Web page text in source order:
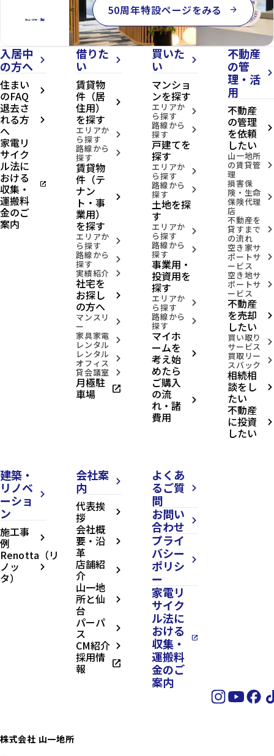
50周年特設ページをみる arrow_forward
入居中
の方へ
arrow_forward_ios
住まい
のFAQ arrow_forward_ios
退去さ
れる方
へ
arrow_forward_ios
家電リ
サイク
ル法に
おける
収集・
運搬料
金のご
案内
open_in_new
借りた
い
arrow_forward_ios
賃貸物
件（居
住用）
を探す
arrow_forward_ios
エリアか
ら探す arrow_forward_ios
路線から
探す arrow_forward_ios
賃貸物
件（テ
ナン
ト・事
業用）
を探す
arrow_forward_ios
エリアか
ら探す arrow_forward_ios
路線から
探す arrow_forward_ios
実績紹介 arrow_forward_ios
社宅を
お探し
の方へ
arrow_forward_ios
マンスリ
ー arrow_forward_ios
家具家電
レンタル arrow_forward_ios
レンタル
オフィス arrow_forward_ios
貸会議室 arrow_forward_ios
月極駐
車場 open_in_new
買いた
い
arrow_forward_ios
マンショ
ンを探す
エリアか
ら探す arrow_forward_ios
路線から
探す arrow_forward_ios
戸建てを
探す
エリアか
ら探す arrow_forward_ios
路線から
探す arrow_forward_ios
土地を探
す
エリアか
ら探す arrow_forward_ios
路線から
探す arrow_forward_ios
事業用・
投資用を
探す
エリアか
ら探す arrow_forward_ios
路線から
探す arrow_forward_ios
マイホ
ームを
考え始
めたら
arrow_forward_ios
ご購入
の流
れ・諸
費用
arrow_forward_ios
不動産
の管
理・活
用
arrow_forward_ios
不動産
の管理
を依頼
したい
arrow_forward_ios
山一地所
の賃貸管
理
arrow_forward_ios
損害保
険・生命
保険代理
店
arrow_forward_ios
不動産を
貸すまで
の流れ
arrow_forward_ios
空き家サ
ポートサ
ービス
arrow_forward_ios
空き地サ
ポートサ
ービス
arrow_forward_ios
不動産
を売却
したい
arrow_forward_ios
買い取り
サービス arrow_forward_ios
買取リー
スバック arrow_forward_ios
相続相
談をし
たい
arrow_forward_ios
不動産
に投資
したい
arrow_forward_ios
建築・
リノベ
ーショ
ン
arrow_forward_ios
施工事
例 arrow_forward_ios
Renotta（リ
ノッ
タ）
arrow_forward_ios
会社案
内
arrow_forward_ios
代表挨
拶 arrow_forward_ios
会社概
要・沿
革
arrow_forward_ios
店舗紹
介 arrow_forward_ios
山一地
所と仙
台
arrow_forward_ios
パーパ
ス arrow_forward_ios
CM紹介 arrow_forward_ios
採用情
報 open_in_new
よくあ
るご質
問
arrow_forward_ios
お問い
合わせ
arrow_forward_ios
プライ
バシー
ポリシ
ー
arrow_forward_ios
家電リ
サイク
ル法に
おける
収集・
運搬料
金のご
案内
open_in_new
株式会社 山一地所